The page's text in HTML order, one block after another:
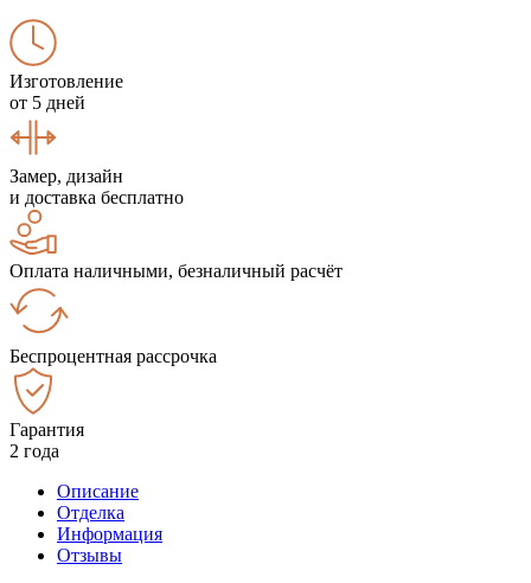
Изготовление
от 5 дней
Замер, дизайн
и доставка бесплатно
Оплата наличными, безналичный расчёт
Беспроцентная рассрочка
Гарантия
2 года
Описание
Отделка
Информация
Отзывы